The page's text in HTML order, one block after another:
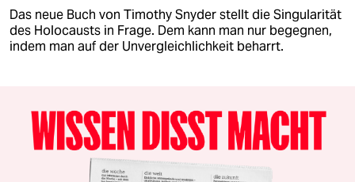
Das neue Buch von Timothy Snyder stellt die Singularität
des Holocausts in Frage. Dem kann man nur begegnen,
indem man auf der Unvergleichlichkeit beharrt.